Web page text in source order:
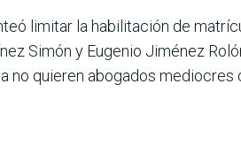
limitar la habilita­ción de
Simón y Eugenio Jiménez
no quie­ren abogados